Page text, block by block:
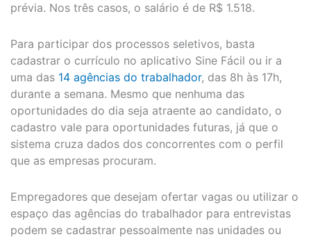
prévia. Nos três casos, o salário é de R$ 1.518.
Para participar dos processos seletivos, basta
cadastrar o currículo no aplicativo Sine Fácil ou ir a
uma das 14 agências do trabalhador, das 8h às 17h,
durante a semana. Mesmo que nenhuma das
oportunidades do dia seja atraente ao candidato, o
cadastro vale para oportunidades futuras, já que o
sistema cruza dados dos concorrentes com o perfil
que as empresas procuram.
Empregadores que desejam ofertar vagas ou utilizar o
espaço das agências do trabalhador para entrevistas
podem se cadastrar pessoalmente nas unidades ou